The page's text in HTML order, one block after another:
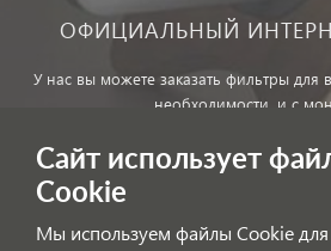
ОФИЦИАЛЬНЫЙ
У нас вы можете заказать фильтры для
необходимости, и с
Сайт использует
Cookie
Мы используем файлы Cookie